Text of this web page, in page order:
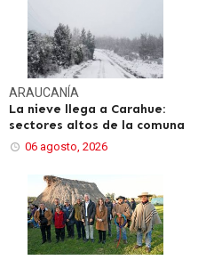
ARAUCANÍA
La nieve llega a Carahue:
sectores altos de la comuna
06 agosto, 2026